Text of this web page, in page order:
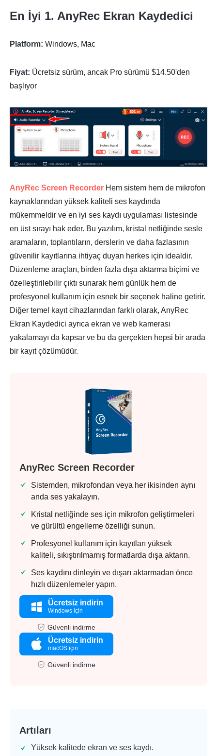
En İyi 1. AnyRec Ekran Kaydedici
Platform: Windows, Mac
Fiyat: Ücretsiz sürüm, ancak Pro sürümü $14.50'den
başlıyor
AnyRec Screen Recorder Hem sistem hem de mikrofon
kaynaklarından yüksek kaliteli ses kaydında
mükemmeldir ve en iyi ses kaydı uygulaması listesinde
en üst sırayı hak eder. Bu yazılım, kristal netliğinde sesle
aramaların, toplantıların, derslerin ve daha fazlasının
güvenilir kayıtlarına ihtiyaç duyan herkes için idealdir.
Düzenleme araçları, birden fazla dışa aktarma biçimi ve
özelleştirilebilir çıktı sunarak hem günlük hem de
profesyonel kullanım için esnek bir seçenek haline getirir.
Diğer temel kayıt cihazlarından farklı olarak, AnyRec
Ekran Kaydedici ayrıca ekran ve web kamerası
yakalamayı da kapsar ve bu da gerçekten hepsi bir arada
bir kayıt çözümüdür.
AnyRec Screen Recorder
Sistemden, mikrofondan veya her ikisinden aynı
anda ses yakalayın.
Kristal netliğinde ses için mikrofon geliştirmeleri
ve gürültü engelleme özelliği sunun.
Profesyonel kullanım için kayıtları yüksek
kaliteli, sıkıştırılmamış formatlarda dışa aktarın.
Ses kaydını dinleyin ve dışarı aktarmadan önce
hızlı düzenlemeler yapın.
Ücretsiz indirin
Windows için
Güvenli indirme
Ücretsiz indirin
macOS için
Güvenli indirme
Artıları
Yüksek kalitede ekran ve ses kaydı.